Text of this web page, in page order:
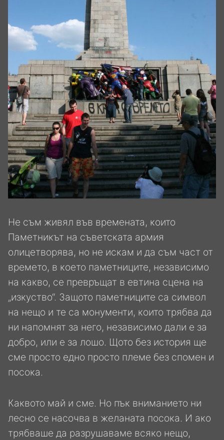
Не съм живял във времената, които
Паметникът на съветската армия
олицетворява, но не искам и да съм част от
времето, в което паметниците, независимо
на какво, се превръщат в евтина сцена на
„изкуство“. Защото паметниците са символ
на нещо и те са монументи, които трябва да
ни напомнят за него, независимо дали е за
добро, или е за лошо. Щото без история ще
сме просто едно просто племе без спомен и
посока.
Каквото май и сме. Но пък вниманието ни
лесно се насочва в желаната посока. И ако
трябваше да разрушаваме всяко нещо,